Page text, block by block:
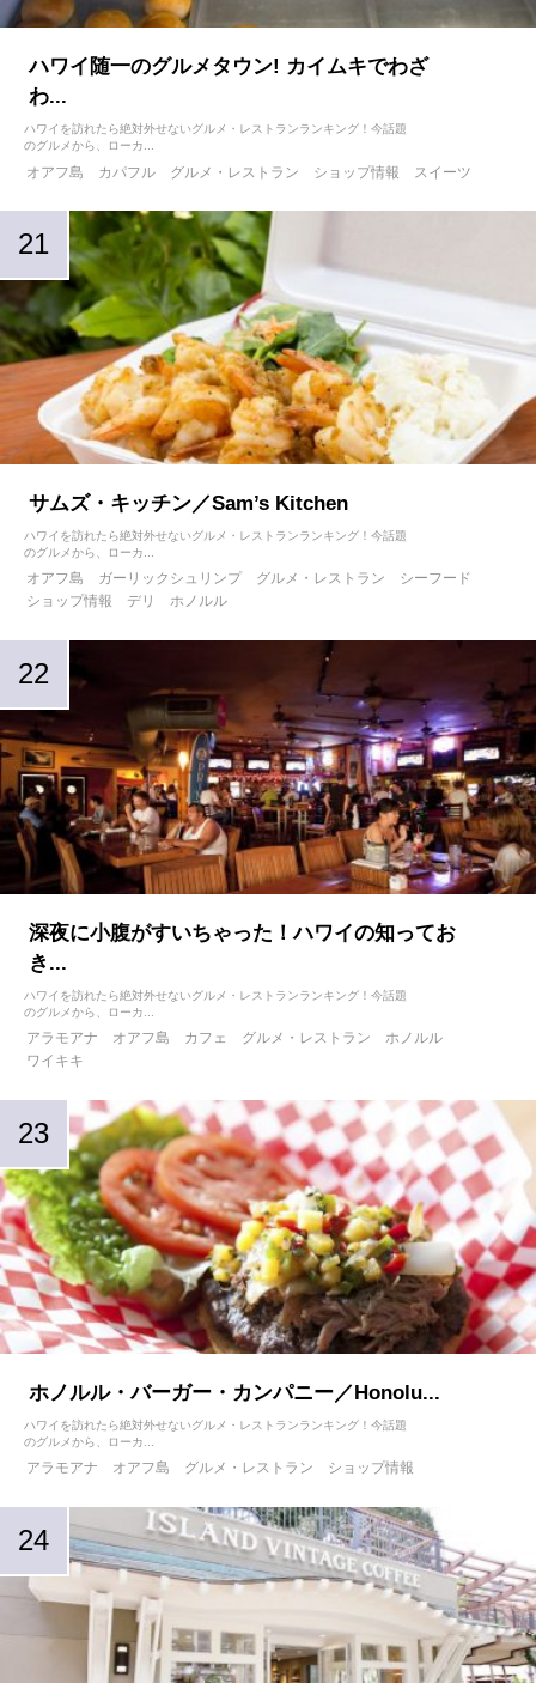
ハワイ随一のグルメタウン! カイムキでわざ
わ...
ハワイを訪れたら絶対外せないグルメ・レストランランキング！今話題
のグルメから、ローカ...
オアフ島 カパフル グルメ・レストラン ショップ情報 スイーツ
サムズ・キッチン／Sam’s Kitchen
ハワイを訪れたら絶対外せないグルメ・レストランランキング！今話題
のグルメから、ローカ...
オアフ島 ガーリックシュリンプ グルメ・レストラン
シーフード
ショップ情報
デリ ホノルル
深夜に小腹がすいちゃった！ハワイの知ってお
き...
ハワイを訪れたら絶対外せないグルメ・レストランランキング！今話題
のグルメから、ローカ...
アラモアナ オアフ島 カフェ グルメ・レストラン
ホノルル
ワイキキ
ホノルル・バーガー・カンパニー／Honolu...
ハワイを訪れたら絶対外せないグルメ・レストランランキング！今話題
のグルメから、ローカ...
アラモアナ オアフ島 グルメ・レストラン ショップ情報